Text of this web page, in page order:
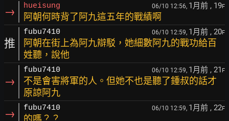
→ hueisung 06/10 12:56, 1月前 , 19F
阿朝何時背了阿九這五年的戰績啊
推
fubu7410 06/10 12:59, 1月前 , 20F
阿朝在街上為阿九辯駁，她細數阿九的戰功給百
姓聽，說他
→
fubu7410 06/10 12:59, 1月前 , 21 F
不是會害將軍的人。但她不也是聽了鍾叔的話才
原諒阿九
→ fubu7410 06/10 12:59, 1月前 , 22F
的嗎？？